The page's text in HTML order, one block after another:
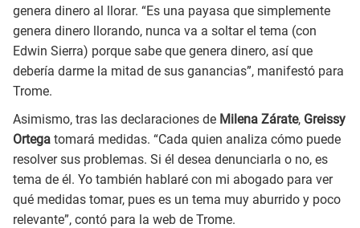
genera dinero al llorar. “Es una payasa que simplemente
genera dinero llorando, nunca va a soltar el tema (con
Edwin Sierra) porque sabe que genera dinero, así que
debería darme la mitad de sus ganancias”, manifestó para
Trome.
Asimismo, tras las declaraciones de Milena Zárate, Greissy
Ortega tomará medidas. “Cada quien analiza cómo puede
resolver sus problemas. Si él desea denunciarla o no, es
tema de él. Yo también hablaré con mi abogado para ver
qué medidas tomar, pues es un tema muy aburrido y poco
relevante”, contó para la web de Trome.